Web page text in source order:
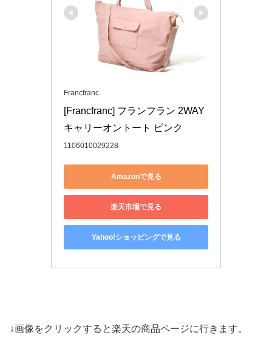
Francfranc
[Francfranc] フランフラン 2WAY
キャリーオントート ピンク
1106010029228
Amazonで見る
楽天市場で見る
Yahoo!ショッピングで見る
↓画像をクリックすると楽天の商品ページに行きます。